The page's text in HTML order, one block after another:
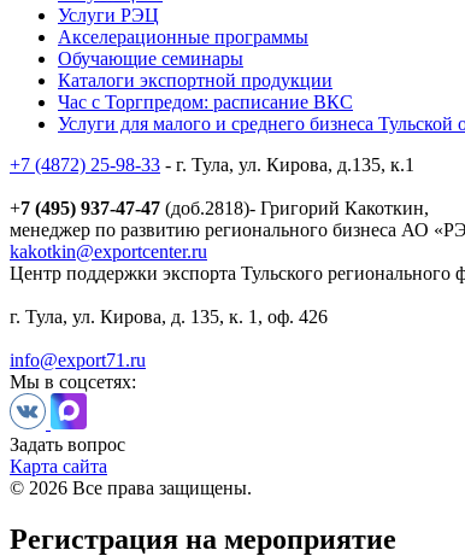
Услуги РЭЦ
Акселерационные программы
Обучающие семинары
Каталоги экспортной продукции
Час с Торгпредом: расписание ВКС
Услуги для малого и среднего бизнеса Тульской
+7 (4872) 25-98-33 - г. Тула, ул. Кирова, д.135, к.1
+7 (495) 937-47-47 (доб.2818)- Григорий Какоткин,
менеджер по развитию регионального бизнеса АО
kakotkin@exportcenter.ru
Центр поддержки экспорта Тульского
г. Тула, ул. Кирова, д. 135, к. 1, оф. 426
info@export71.ru
Мы в соцсетях:
Задать вопрос
Карта сайта
© 2026 Все права защищены.
Регистрация на мероприятие